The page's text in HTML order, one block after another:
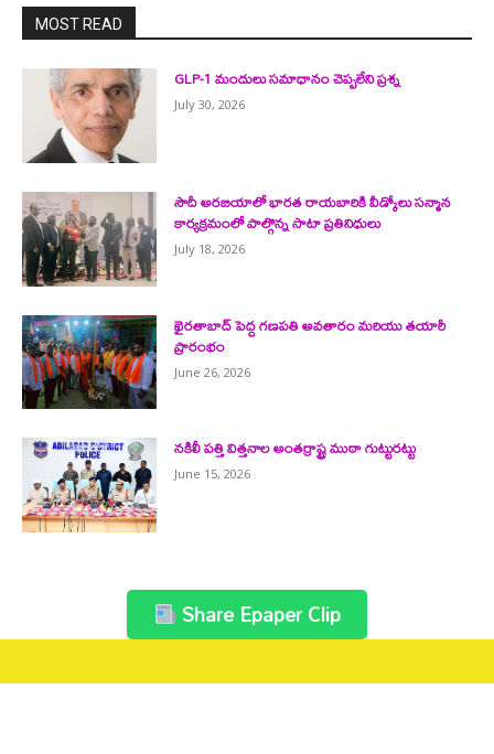
MOST READ
GLP-1 మందులు సమాధానం చెప్పలేని ప్రశ్న
July 30, 2026
సౌదీ అరబియాలో భారత రాయబారికి వీడ్కోలు సన్మాన
కార్యక్రమంలో పాల్గొన్న సాటా ప్రతినిధులు
July 18, 2026
ఖైరతాబాద్ పెద్ద గణపతి అవతారం మరియు తయారీ
ప్రారంభం
June 26, 2026
నకిలీ పత్తి విత్తనాల అంతర్రాష్ట్ర ముఠా గుట్టురట్టు
June 15, 2026
Share Epaper Clip